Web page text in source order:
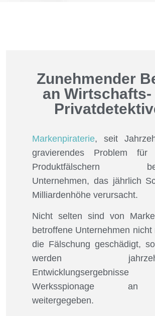
Zunehmender
an Wirtschafts-
Markenpiraterie, seit
gravierendes Problem
Produktfälschern
Unternehmen, das jährlich
Milliardenhöhe verursacht.
Nicht selten sind von
betroffene Unternehmen nicht
die Fälschung geschädigt,
werden
Werksspionage
weitergegeben.